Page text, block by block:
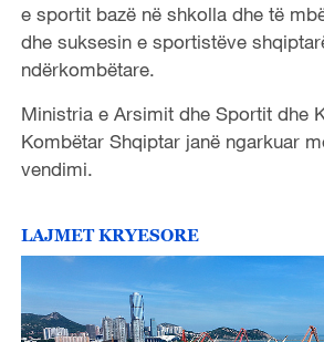
e sportit bazë në shkolla dhe të
dhe suksesin e sportistëve
ndërkombëtare.
Ministria e Arsimit dhe Sportit dhe
Kombëtar Shqiptar janë ngarkuar
vendimi.
LAJMET KRYESORE